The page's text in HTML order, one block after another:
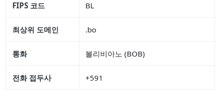
FIPS 코드 BL
최상위 도메인 .bo
통화 볼리비아노 (BOB)
전화 접두사 +591